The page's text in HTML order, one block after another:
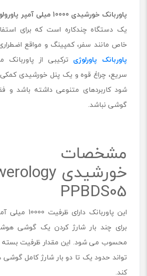
0
0
ی
ل
ی
و
ر
ی
م
د
ل
پاوربانک خورشیدی 10000 میلی آمپر پاورولوژی مدل
یک دستگاه چندکاره است که برای
خاص مانند سفر، کمپینگ و مواقع
پاوربانک پاورلوژی ترکیبی از پاوربانک
سریع، چراغ قوه و یک پنل خورشیدی
شود کاربردهای متنوعی داشته باشد و
گوشی نباشد.
مشخصات
PPBDS05
این پاوربانک
برای چند بار شارژ کردن یک گوشی
محسوب می شود. این مقدار ظرفیت
تواند حدود یک تا دو بار شارژ کامل گوشی
کند.